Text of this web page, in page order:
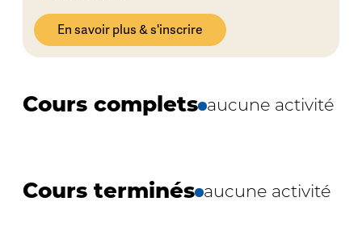
En savoir plus & s'inscrire
Cours complets aucune activité
Cours terminés aucune activité